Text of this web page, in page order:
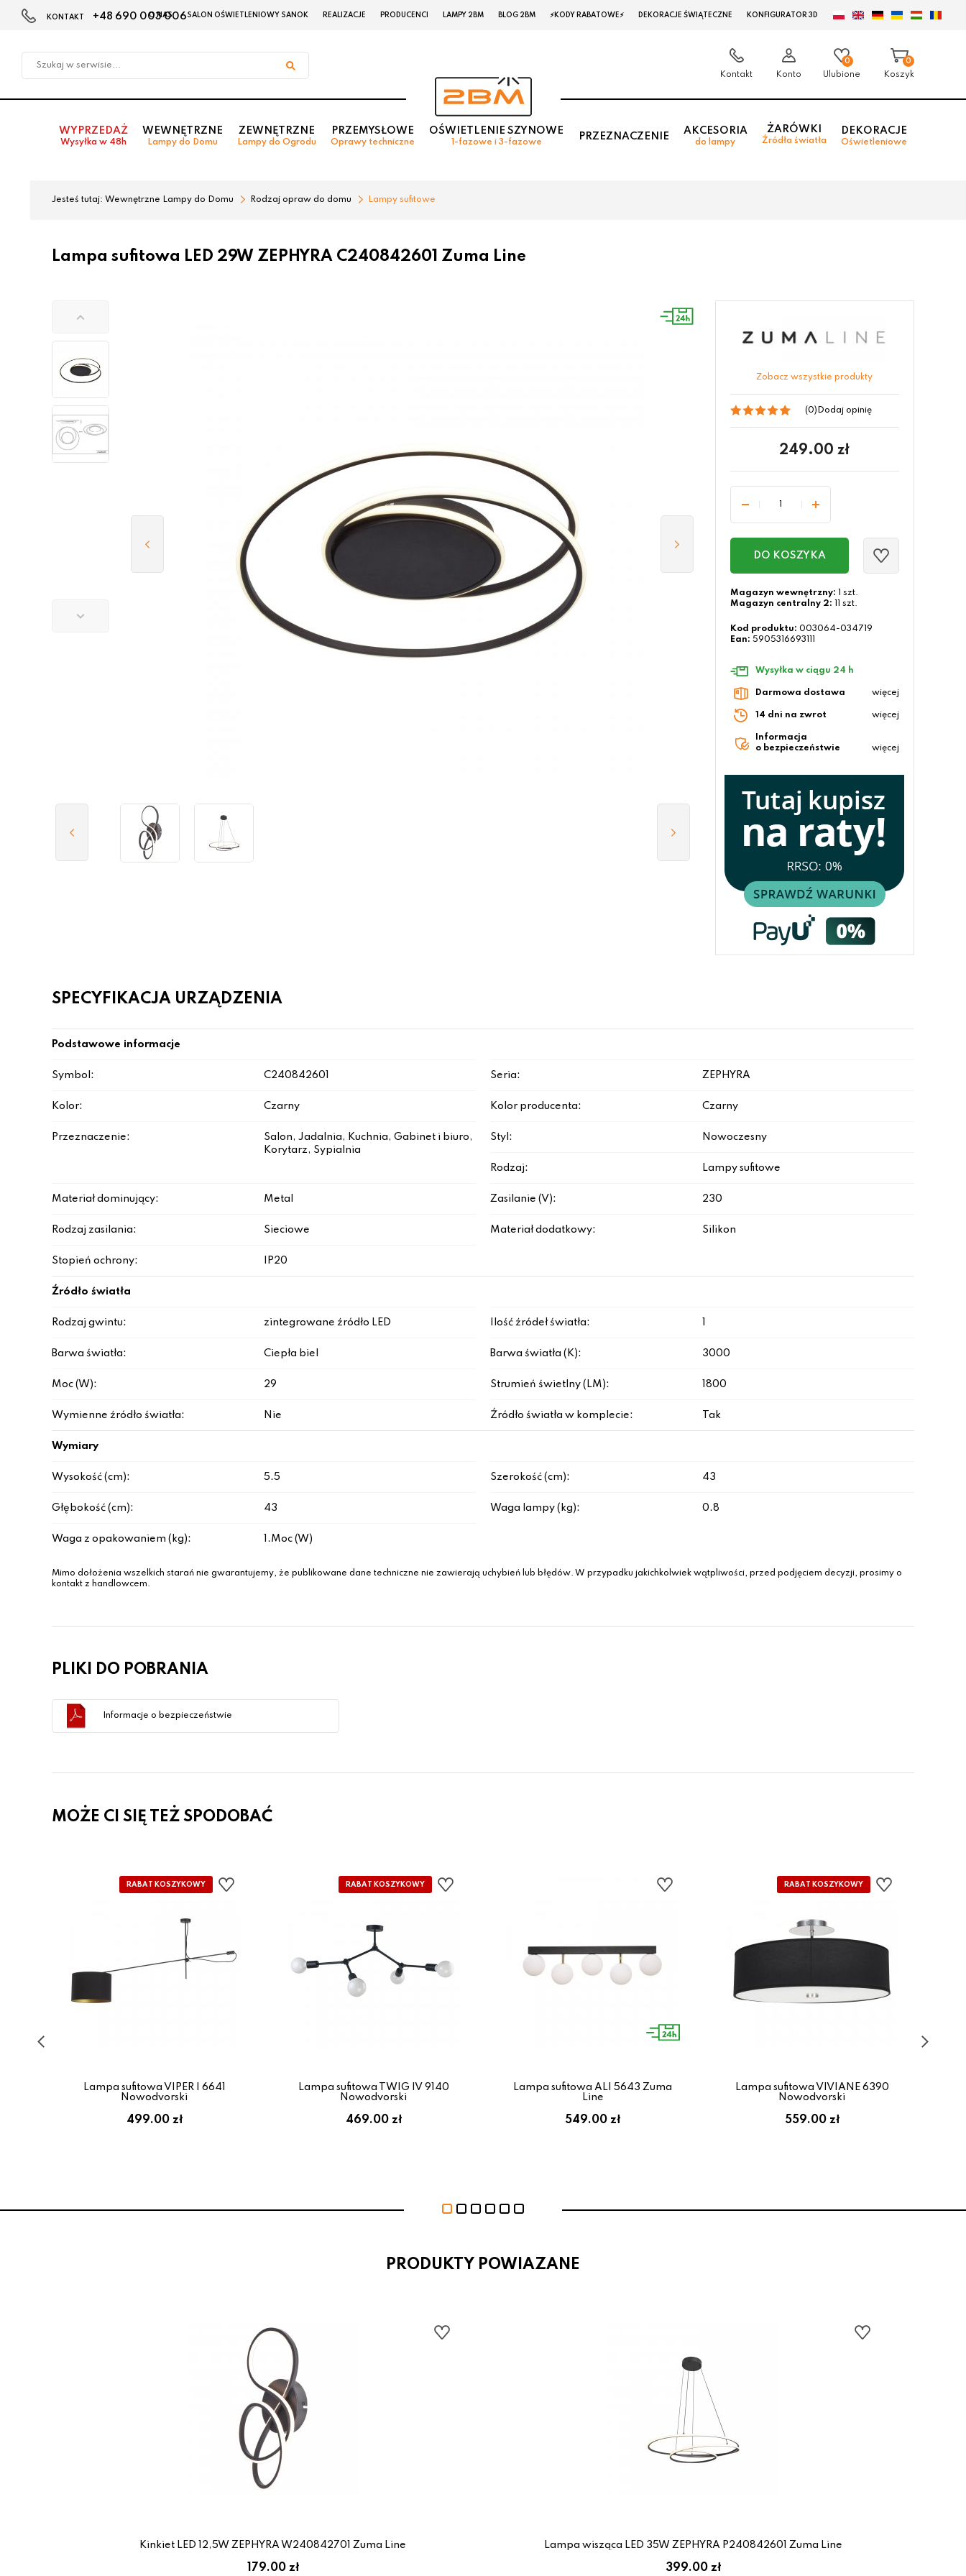
w
KONTAKT +48 690 003 006
O NAS SALON OŚWIETLENIOWY SANOK REALIZACJE PRODUCENCI LAMPY 2BM BLOG 2BM ⚡KODY RABATOWE⚡ DEKORACJE ŚWIĄTECZNE KONFIGURATOR 3D
Kontakt Konto
0
Ulubione
0
Koszyk
WYPRZEDAŻ
Wysyłka w 48h
WEWNĘTRZNE
Lampy do Domu
ZEWNĘTRZNE
Lampy do Ogrodu
PRZEMYSŁOWE
Oprawy techniczne
OŚWIETLENIE SZYNOWE
1-fazowe i 3-fazowe
PRZEZNACZENIE
AKCESORIA
do lampy
ŻARÓWKI
Źródła światła
DEKORACJE
Oświetleniowe
Jesteś tutaj: Wewnętrzne Lampy do Domu Rodzaj opraw do domu Lampy sufitowe
Lampa sufitowa LED 29W ZEPHYRA C240842601 Zuma Line
Zobacz wszystkie produkty
(0) Dodaj opinię
249.00 zł
DO KOSZYKA
Magazyn wewnętrzny: 1 szt.
Magazyn centralny 2: 11 szt.
Kod produktu: 003064-034719
Ean: 5905316693111
Wysyłka w ciągu 24 h
Darmowa dostawa więcej
14 dni na zwrot więcej
Informacja
o bezpieczeństwie
więcej
SPECYFIKACJA URZĄDZENIA
Podstawowe informacje
Symbol: C240842601 Seria: ZEPHYRA
Kolor: Czarny Kolor producenta: Czarny
Przeznaczenie:
Salon, Jadalnia, Kuchnia, Gabinet i biuro,
Korytarz, Sypialnia
Styl: Nowoczesny
Rodzaj: Lampy sufitowe
Materiał dominujący: Metal Zasilanie (V): 230
Rodzaj zasilania: Sieciowe Materiał dodatkowy: Silikon
Stopień ochrony: IP20
Źródło światła
Rodzaj gwintu: zintegrowane źródło LED Ilość źródeł światła:
Barwa światła: Ciepła biel Barwa światła (K): 3000
Moc (W): 29 Strumień świetlny (LM): 1800
Wymienne źródło światła: Nie Źródło światła w komplecie: Tak
Wymiary
Wysokość (cm): 5.5 Szerokość (cm): 43
Głębokość (cm): 43 Waga lampy (kg): 0.8
Waga z opakowaniem (kg): 1.Moc (W)
Mimo dołożenia wszelkich starań nie gwarantujemy, że publikowane dane techniczne nie zawierają uchybień lub błędów. W przypadku jakichkolwiek wątpliwości, przed podjęciem decyzji, prosimy o
kontakt z handlowcem.
PLIKI DO POBRANIA
Informacje o bezpieczeństwie
MOŻE CI SIĘ TEŻ SPODOBAĆ
Lampa sufitowa VIPER I 6641
Nowodvorski
499.00 zł
Lampa sufitowa TWIG IV 9140
Nowodvorski
469.00 zł
Lampa sufitowa ALI 5643 Zuma
Line
549.00 zł
Lampa sufitowa VIVIANE 6390
Nowodvorski
559.00 zł
PRODUKTY POWIAZANE
Kinkiet LED 12,5W ZEPHYRA W240842701 Zuma Line
179.00 zł
Lampa wisząca LED 35W ZEPHYRA P240842601 Zuma Line
399.00 zł